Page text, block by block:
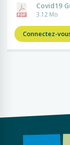
Covid19
3.12 Mo
Connectez-